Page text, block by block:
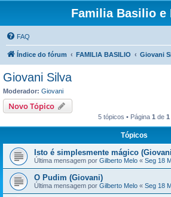
Familia Basilio e
FAQ
Índice do fórum FAMILIA BASILIO Giovani
Giovani Silva
Moderador: Giovani
Novo Tópico
5 tópicos • Página 1 de 1
Tópicos
Isto é simplesmente mágico
Última mensagem por Gilberto Melo « Seg 18
O Pudim (Giovani)
Última mensagem por Gilberto Melo « Seg 18